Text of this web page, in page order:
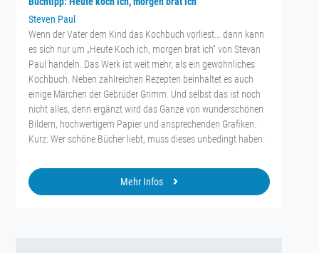
Steven Paul
Wenn der Vater dem Kind das Kochbuch vorliest... dann kann
es sich nur um „Heute Koch ich, morgen brat ich“ von Stevan
Paul handeln. Das Werk ist weit mehr, als ein gewöhnliches
Kochbuch. Neben zahlreichen Rezepten beinhaltet es auch
einige Märchen der Gebrüder Grimm. Und selbst das ist noch
nicht alles, denn ergänzt wird das Ganze von wunderschönen
Bildern, hochwertigem Papier und ansprechenden Grafiken.
Kurz: Wer schöne Bücher liebt, muss dieses unbedingt haben.
Mehr Infos